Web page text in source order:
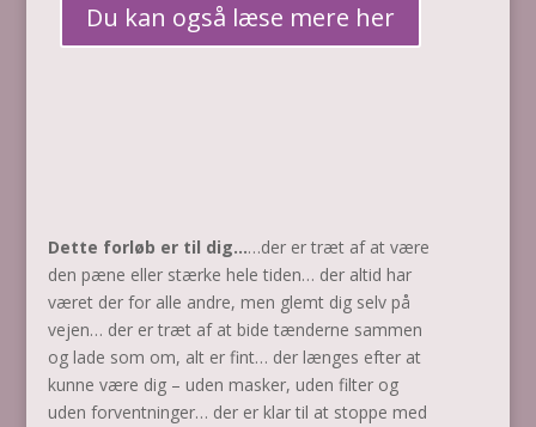
Du kan også læse mere her
Dette forløb er til dig……der er træt af at være
den pæne eller stærke hele tiden… der altid har
været der for alle andre, men glemt dig selv på
vejen… der er træt af at bide tænderne sammen
og lade som om, alt er fint… der længes efter at
kunne være dig – uden masker, uden filter og
uden forventninger… der er klar til at stoppe med